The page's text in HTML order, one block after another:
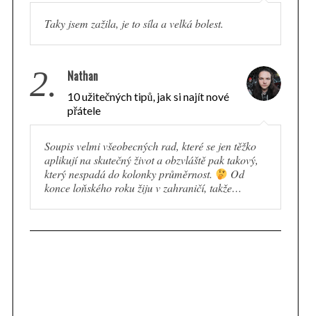
Taky jsem zažila, je to síla a velká bolest.
2. Nathan
10 užitečných tipů, jak si najít nové
přátele
Soupis velmi všeobecných rad, které se jen těžko
aplikují na skutečný život a obzvláště pak takový,
který nespadá do kolonky průměrnost.
Od
konce loňského roku žiju v zahraničí, takže…
S
e